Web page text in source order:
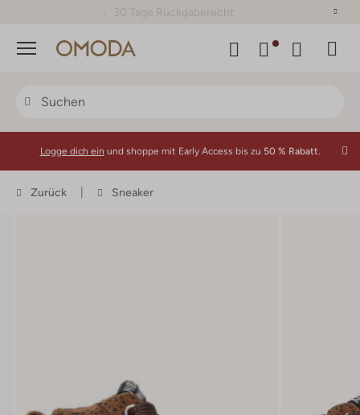
Menü
Logge dich ein und shoppe mit Early Access bis zu 50 % Rabatt.
Zurück Sneaker